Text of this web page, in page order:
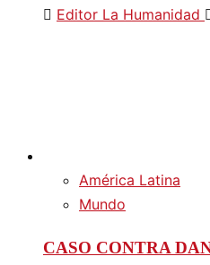
Editor La Humanidad
América Latina
Mundo
CASO CONTRA